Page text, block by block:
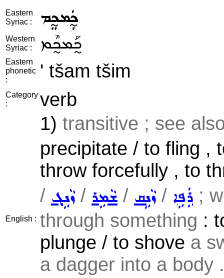
Eastern
Syriac :
ܟ̰ܲܡܟ̰ܸܡ
Western
Syriac :
ܟ̰ܰܡܟ̰ܶܡ
Eastern
phonetic
:
' tšam tšim
Category
:
verb
English :
1) transitive ; see
precipitate / to fling ,
throw forcefully , to
/ ܙܵܢܹܓ݂/ ܫܵܡܹܪ / ܙܵܢܹܩ/ ܪܲܦܹܐ ;
through something :
plunge / to shove a
a dagger into a body